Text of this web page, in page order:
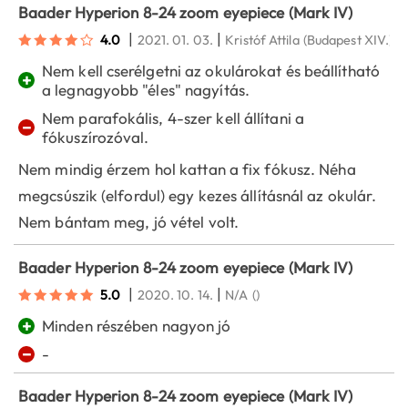
Baader Hyperion 8-24 zoom eyepiece (Mark IV)
4.0 | 2021. 01. 03. | Kristóf Attila (Budapest XIV.)
+
Nem kell cserélgetni az okulárokat és beállítható
a legnagyobb "éles" nagyítás.
−
Nem parafokális, 4-szer kell állítani a
fókuszírozóval.
Nem mindig érzem hol kattan a fix fókusz. Néha
megcsúszik (elfordul) egy kezes állításnál az okulár.
Nem bántam meg, jó vétel volt.
Baader Hyperion 8-24 zoom eyepiece (Mark IV)
5.0 | 2020. 10. 14. | N/A ()
+ Minden részében nagyon jó
− -
Baader Hyperion 8-24 zoom eyepiece (Mark IV)